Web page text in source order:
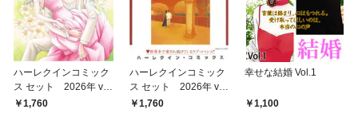
ハーレクインコミック
ス セット 2026年 vo
l.911
1,760
ハーレクインコミック
ス セット 2026年 vo
l.910
1,760
幸せな結婚 Vol.1
1,100